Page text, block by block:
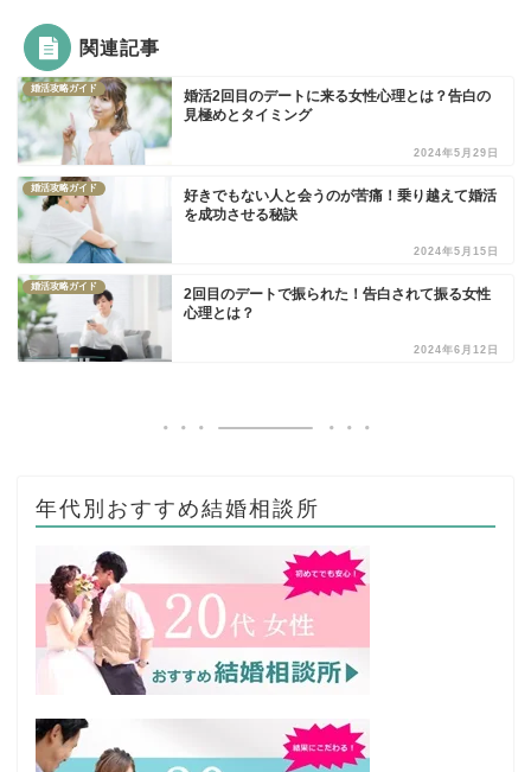
関連記事
婚活攻略ガイド
婚活2回目のデートに来る女性心理とは？告白の
見極めとタイミング
2024年5月29日
婚活攻略ガイド
好きでもない人と会うのが苦痛！乗り越えて婚活
を成功させる秘訣
2024年5月15日
婚活攻略ガイド
2回目のデートで振られた！告白されて振る女性
心理とは？
2024年6月12日
年代別おすすめ結婚相談所